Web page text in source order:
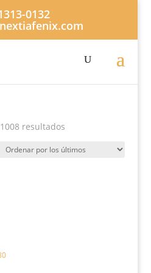
0132
resultadosOrdenado
los